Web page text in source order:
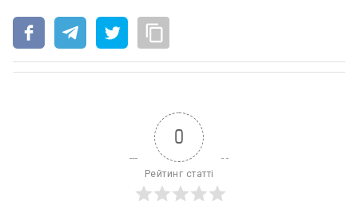
0
Рейтинг статті